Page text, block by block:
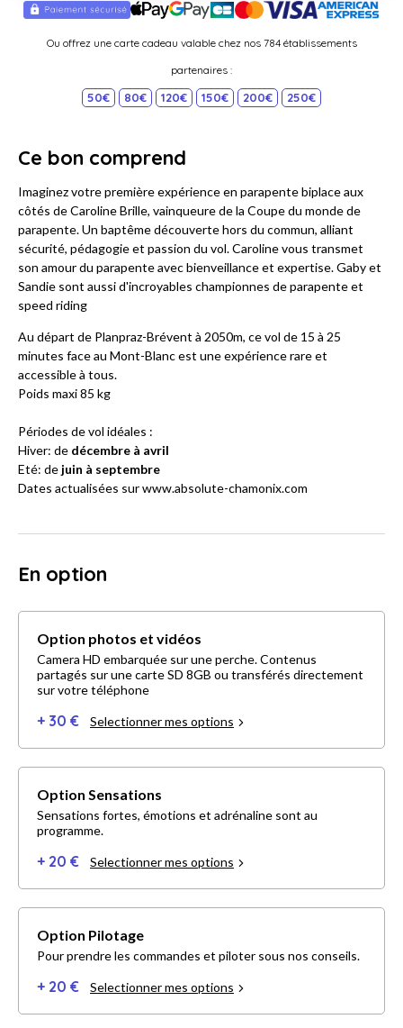
Ou offrez une carte cadeau valable chez nos 784 établissements
partenaires :
50€ 80€ 120€ 150€ 200€ 250€
Ce bon comprend
Imaginez votre première expérience en parapente biplace aux
côtés de Caroline Brille, vainqueure de la Coupe du monde de
parapente. Un baptême découverte hors du commun, alliant
sécurité, pédagogie et passion du vol. Caroline vous transmet
son amour du parapente avec bienveillance et expertise. Gaby et
Sandie sont aussi d'incroyables championnes de parapente et
speed riding
Au départ de Planpraz-Brévent à 2050m, ce vol de 15 à 25
minutes face au Mont-Blanc est une expérience rare et
accessible à tous.
Poids maxi 85 kg
Périodes de vol idéales :
Hiver: de décembre à avril
Eté: de juin à septembre
Dates actualisées sur www.absolute-chamonix.com
En option
Option photos et vidéos
Camera HD embarquée sur une perche. Contenus
partagés sur une carte SD 8GB ou transférés directement
sur votre téléphone
+ 30 € Selectionner mes options
Option Sensations
Sensations fortes, émotions et adrénaline sont au
programme.
+ 20 € Selectionner mes options
Option Pilotage
Pour prendre les commandes et piloter sous nos conseils.
+ 20 € Selectionner mes options